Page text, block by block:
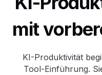
mit
KI-Produktivität
Tool-Einführung.